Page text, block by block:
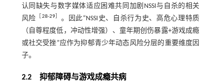
认同缺失与数字媒体适应困难共同加剧NSSI与自杀的相关
风险
28-29］ 。因此“NSSI史、自杀行为史、高危心理特质
（自尊程度低，冲动性增强）、童年期创伤暴露+游戏成瘾
或社交受挫”应作为抑郁青少年动态风险分层的重要维度因
子。
2.2 抑郁障碍与游戏成瘾共病